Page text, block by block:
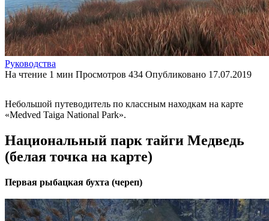
Руководства
На чтение 1 мин Просмотров 434 Опубликовано 17.07.2019
Небольшой путеводитель по классным находкам на карте
«Medved Taiga National Park».
Национальный парк тайги Медведь
(белая точка на карте)
Первая рыбацкая бухта (череп)